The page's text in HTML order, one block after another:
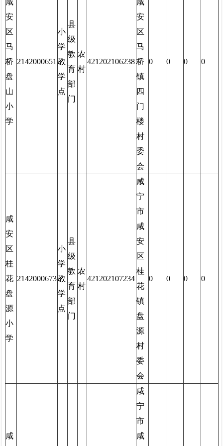
咸
安
区
马
桥
盘
山
小
学
2142000651
小
学
教
学
点
县
级
教
育
部
门
农
村
421202106238
咸
安
区
马
桥
镇
四
门
楼
村
委
会
0 0 0 0
咸
安
区
桂
花
盘
源
小
学
2142000673
小
学
教
学
点
县
级
教
育
部
门
农
村
421202107234
咸
宁
市
咸
安
区
桂
花
镇
盘
源
村
委
会
0 0 0 0
咸
咸
宁
市
咸